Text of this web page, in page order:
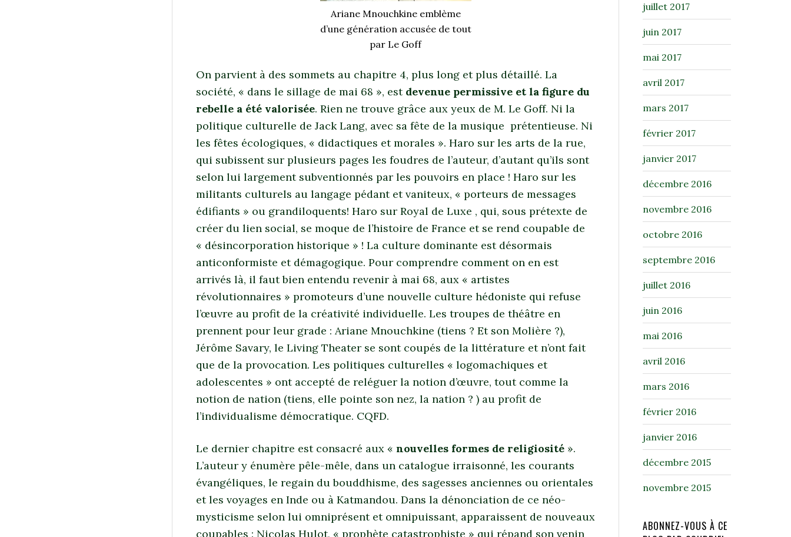
Ariane Mnouchkine emblème
d’une génération accusée de tout
par Le Goff
On parvient à des sommets au chapitre 4, plus long et plus détaillé. La
société, « dans le sillage de mai 68 », est devenue permissive et la figure du
rebelle a été valorisée. Rien ne trouve grâce aux yeux de M. Le Goff. Ni la
politique culturelle de Jack Lang, avec sa fête de la musique prétentieuse. Ni
les fêtes écologiques, « didactiques et morales ». Haro sur les arts de la rue,
qui subissent sur plusieurs pages les foudres de l’auteur, d’autant qu’ils sont
selon lui largement subventionnés par les pouvoirs en place ! Haro sur les
militants culturels au langage pédant et vaniteux, « porteurs de messages
édifiants » ou grandiloquents! Haro sur Royal de Luxe , qui, sous prétexte de
créer du lien social, se moque de l’histoire de France et se rend coupable de
« désincorporation historique » ! La culture dominante est désormais
anticonformiste et démagogique. Pour comprendre comment on en est
arrivés là, il faut bien entendu revenir à mai 68, aux « artistes
révolutionnaires » promoteurs d’une nouvelle culture hédoniste qui refuse
l’œuvre au profit de la créativité individuelle. Les troupes de théâtre en
prennent pour leur grade : Ariane Mnouchkine (tiens ? Et son Molière ?),
Jérôme Savary, le Living Theater se sont coupés de la littérature et n’ont fait
que de la provocation. Les politiques culturelles « logomachiques et
adolescentes » ont accepté de reléguer la notion d’œuvre, tout comme la
notion de nation (tiens, elle pointe son nez, la nation ? ) au profit de
l’individualisme démocratique. CQFD.
Le dernier chapitre est consacré aux « nouvelles formes de religiosité ».
L’auteur y énumère pêle-mêle, dans un catalogue irraisonné, les courants
évangéliques, le regain du bouddhisme, des sagesses anciennes ou orientales
et les voyages en Inde ou à Katmandou. Dans la dénonciation de ce néo-
mysticisme selon lui omniprésent et omnipuissant, apparaissent de nouveaux
coupables : Nicolas Hulot, « prophète catastrophiste » qui répand son venin
juillet 2017
juin 2017
mai 2017
avril 2017
mars 2017
février 2017
janvier 2017
décembre 2016
novembre 2016
octobre 2016
septembre 2016
juillet 2016
juin 2016
mai 2016
avril 2016
mars 2016
février 2016
janvier 2016
décembre 2015
novembre 2015
ABONNEZ-VOUS À CE